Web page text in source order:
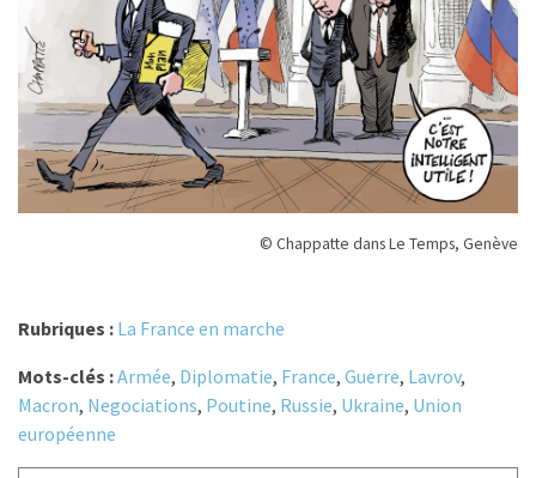
© Chappatte dans Le Temps, Genève
Rubriques : La France en marche
Mots-clés :Armée, Diplomatie, France, Guerre, Lavrov,
Macron, Negociations, Poutine, Russie, Ukraine, Union
européenne